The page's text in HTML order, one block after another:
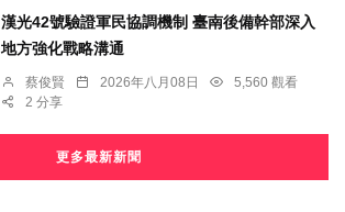
漢光42號驗證軍民協調機制 臺南後備幹部深入
地方強化戰略溝通
蔡俊賢 2026年八月08日
5,560 觀看
2 分享
更多最新新聞